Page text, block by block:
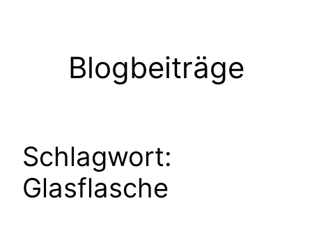
Blogbeiträge
Schlagwort:
Glasflasche